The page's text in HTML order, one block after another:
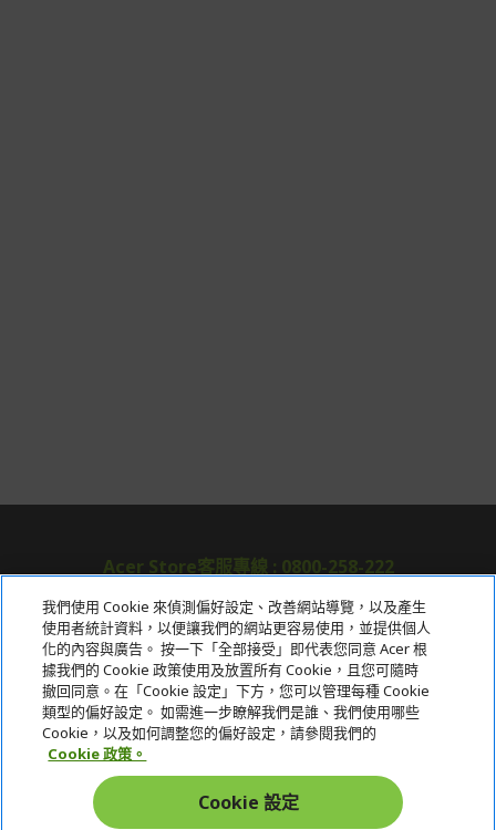
Acer Store客服專線 : 0800-258-222
關於宏碁
服務
宏碁網路商城
在社群上追蹤 Acer
我們使用 Cookie 來偵測偏好設定、改善網站導覽，以及產生
使用者統計資料，以便讓我們的網站更容易使用，並提供個人
化的內容與廣告。 按一下「全部接受」即代表您同意 Acer 根
據我們的 Cookie 政策使用及放置所有 Cookie，且您可隨時
撤回同意。在「Cookie 設定」下方，您可以管理每種 Cookie
類型的偏好設定。 如需進一步瞭解我們是誰、我們使用哪些
Cookie，以及如何調整您的偏好設定，請參閱我們的
Cookie 政策。
Cookie 設定